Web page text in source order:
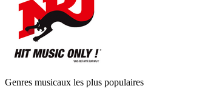
Genres musicaux les plus populaires